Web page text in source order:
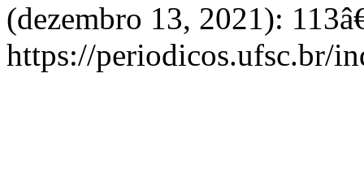
(dezembro 13, 2021):
https://periodicos.ufsc.br/